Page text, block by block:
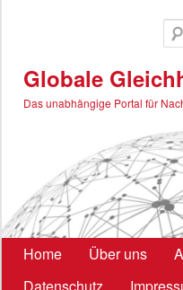
Globale
Das unabhängige Portal für
Hauptmenü
Home Über uns
Datenschutz